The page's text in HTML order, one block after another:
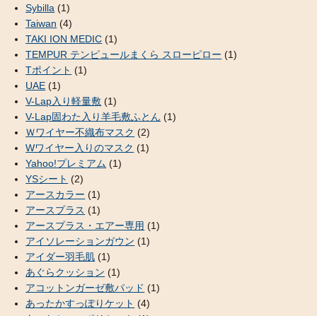
Sybilla (1)
Taiwan (4)
TAKI ION MEDIC (1)
TEMPUR テンピュールまくら スローピロー (1)
Tポイント (1)
UAE (1)
V-Lap入り軽量敷 (1)
V-Lap固わた入り羊毛敷ふとん (1)
Ｗワイヤー不織布マスク (2)
Wワイヤー入りのマスク (1)
Yahoo!プレミアム (1)
YSシート (2)
アースカラー (1)
アースプラス (1)
アースプラス・エアー専用 (1)
アイソレーションガウン (1)
アイダー羽毛肌 (1)
あぐらクッション (1)
アコットンガーゼ敷パッド (1)
あったかすっぽりケット (4)